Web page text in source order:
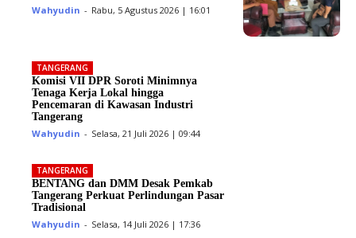
Wahyudin - Rabu, 5 Agustus 2026 | 16:01
TANGERANG
Komisi VII DPR Soroti Minimnya
Tenaga Kerja Lokal hingga
Pencemaran di Kawasan Industri
Tangerang
Wahyudin - Selasa, 21 Juli 2026 | 09:44
TANGERANG
BENTANG dan DMM Desak Pemkab
Tangerang Perkuat Perlindungan Pasar
Tradisional
Wahyudin - Selasa, 14 Juli 2026 | 17:36